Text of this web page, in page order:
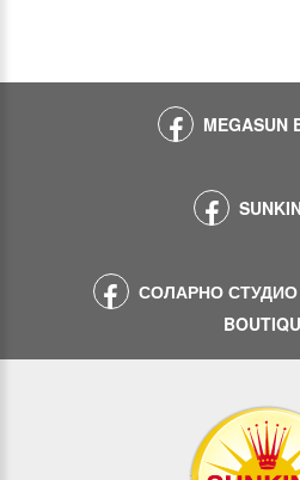
MEGASUN
СОЛАРНО СТУДИО